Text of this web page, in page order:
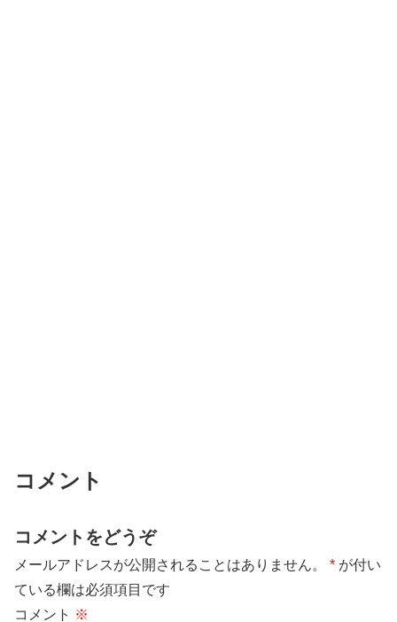
コメント
コメントをどうぞ
メールアドレスが公開されることはありません。 * が付い
ている欄は必須項目です
コメント ※